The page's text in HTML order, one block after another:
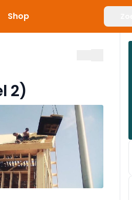
Shop
2)